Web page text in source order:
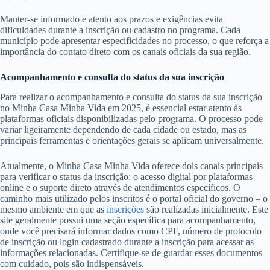
Manter-se informado e atento aos prazos e exigências evita
dificuldades durante a inscrição ou cadastro no programa. Cada
município pode apresentar especificidades no processo, o que reforça a
importância do contato direto com os canais oficiais da sua região.
Acompanhamento e consulta do status da sua inscrição
Para realizar o acompanhamento e consulta do status da sua inscrição
no Minha Casa Minha Vida em 2025, é essencial estar atento às
plataformas oficiais disponibilizadas pelo programa. O processo pode
variar ligeiramente dependendo de cada cidade ou estado, mas as
principais ferramentas e orientações gerais se aplicam universalmente.
Atualmente, o Minha Casa Minha Vida oferece dois canais principais
para verificar o status da inscrição: o acesso digital por plataformas
online e o suporte direto através de atendimentos específicos. O
caminho mais utilizado pelos inscritos é o portal oficial do governo – o
mesmo ambiente em que as inscrições são realizadas inicialmente. Este
site geralmente possui uma seção específica para acompanhamento,
onde você precisará informar dados como CPF, número de protocolo
de inscrição ou login cadastrado durante a inscrição para acessar as
informações relacionadas. Certifique-se de guardar esses documentos
com cuidado, pois são indispensáveis.